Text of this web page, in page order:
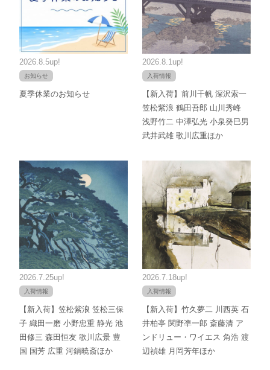
2026.8.5up!
お知らせ
夏季休業のお知らせ
2026.8.1up!
入荷情報
【新入荷】前川千帆 深沢索一
笠松紫浪 鶴田吾郎 山川秀峰
浅野竹二 中澤弘光 小泉癸巳男
武井武雄 歌川広重ほか
2026.7.25up!
入荷情報
【新入荷】笠松紫浪 笠松三保
子 織田一磨 小野忠重 静光 池
田修三 森田恒友 歌川広景 豊
国 国芳 広重 河鍋暁斎ほか
2026.7.18up!
入荷情報
【新入荷】竹久夢二 川西英 石
井柏亭 関野凖一郎 斎藤清 ア
ンドリュー・ワイエス 角浩 渡
辺禎雄 月岡芳年ほか